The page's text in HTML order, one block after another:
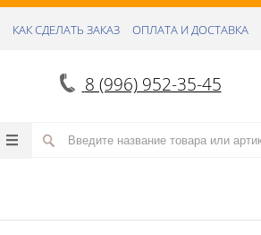
КАК СДЕЛАТЬ ЗАКАЗ ОПЛАТА И ДОСТАВКА
8 (996) 952-35-45